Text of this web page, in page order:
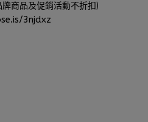
商品及促銷活動不折扣)
3njdxz